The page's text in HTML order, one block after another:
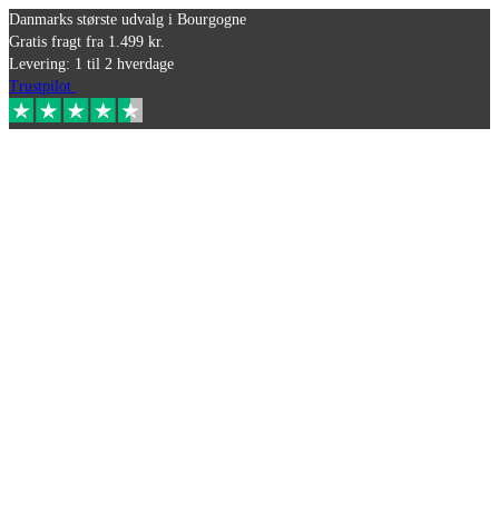
Danmarks største udvalg i Bourgogne
Gratis fragt fra 1.499 kr.
Levering: 1 til 2 hverdage
Trustpilot